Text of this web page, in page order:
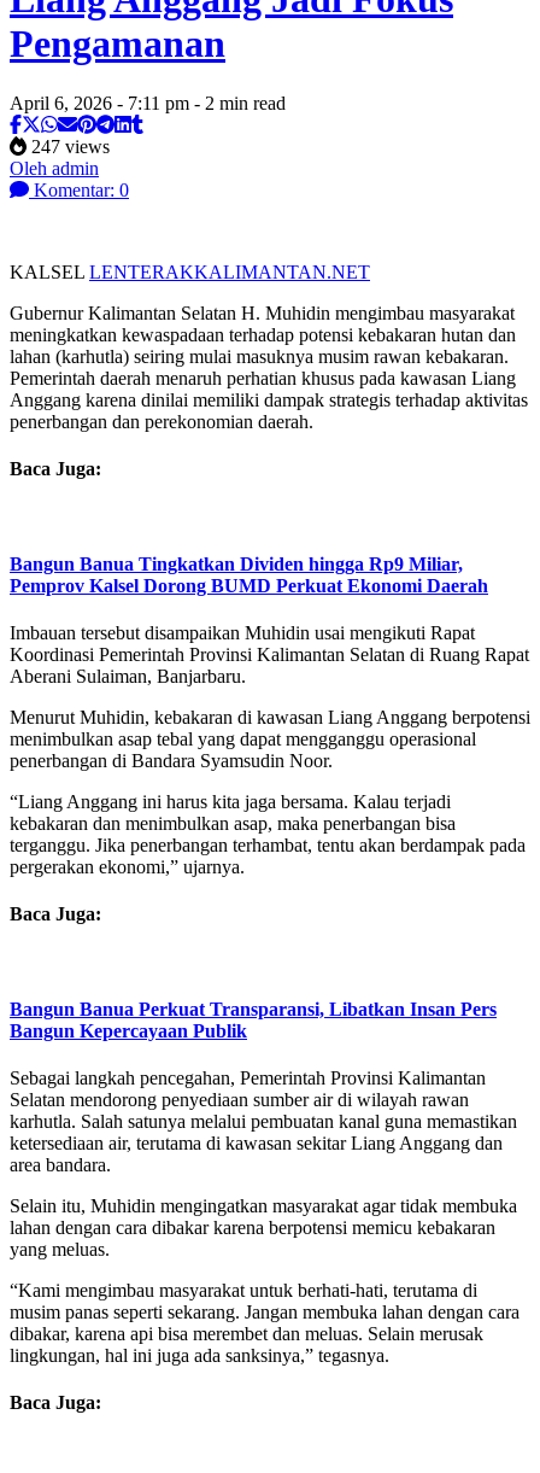
Pengamanan
April 6, 2026 - 7:11 pm - 2 min read
247 views
Oleh admin
Komentar: 0
KALSEL LENTERAKKALIMANTAN.NET
Gubernur Kalimantan Selatan H. Muhidin mengimbau masyarakat
meningkatkan kewaspadaan terhadap potensi kebakaran hutan dan
lahan (karhutla) seiring mulai masuknya musim rawan kebakaran.
Pemerintah daerah menaruh perhatian khusus pada kawasan Liang
Anggang karena dinilai memiliki dampak strategis terhadap aktivitas
penerbangan dan perekonomian daerah.
Baca Juga:
Bangun Banua Tingkatkan Dividen hingga Rp9 Miliar,
Pemprov Kalsel Dorong BUMD Perkuat Ekonomi Daerah
Imbauan tersebut disampaikan Muhidin usai mengikuti Rapat
Koordinasi Pemerintah Provinsi Kalimantan Selatan di Ruang Rapat
Aberani Sulaiman, Banjarbaru.
Menurut Muhidin, kebakaran di kawasan Liang Anggang berpotensi
menimbulkan asap tebal yang dapat mengganggu operasional
penerbangan di Bandara Syamsudin Noor.
“Liang Anggang ini harus kita jaga bersama. Kalau terjadi
kebakaran dan menimbulkan asap, maka penerbangan bisa
terganggu. Jika penerbangan terhambat, tentu akan berdampak pada
pergerakan ekonomi,” ujarnya.
Baca Juga:
Bangun Banua Perkuat Transparansi, Libatkan Insan Pers
Bangun Kepercayaan Publik
Sebagai langkah pencegahan, Pemerintah Provinsi Kalimantan
Selatan mendorong penyediaan sumber air di wilayah rawan
karhutla. Salah satunya melalui pembuatan kanal guna memastikan
ketersediaan air, terutama di kawasan sekitar Liang Anggang dan
area bandara.
Selain itu, Muhidin mengingatkan masyarakat agar tidak membuka
lahan dengan cara dibakar karena berpotensi memicu kebakaran
yang meluas.
“Kami mengimbau masyarakat untuk berhati-hati, terutama di
musim panas seperti sekarang. Jangan membuka lahan dengan cara
dibakar, karena api bisa merembet dan meluas. Selain merusak
lingkungan, hal ini juga ada sanksinya,” tegasnya.
Baca Juga: